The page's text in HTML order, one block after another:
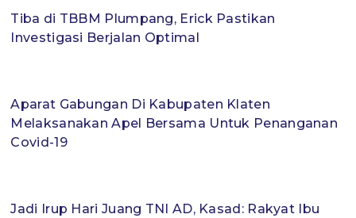
Tiba di TBBM Plumpang, Erick Pastikan
Investigasi Berjalan Optimal
Aparat Gabungan Di Kabupaten Klaten
Melaksanakan Apel Bersama Untuk Penanganan
Covid-19
Jadi Irup Hari Juang TNI AD, Kasad: Rakyat Ibu